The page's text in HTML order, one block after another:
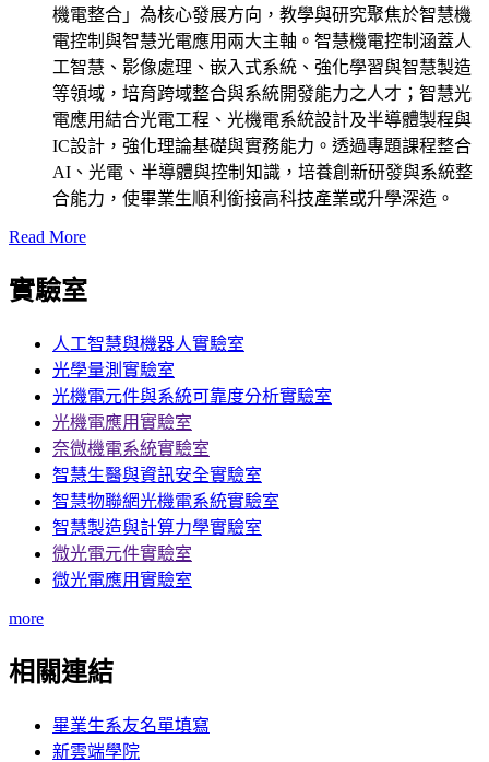
機電整合」為核心發展方向，教學與研究聚焦於智慧機
電控制與智慧光電應用兩大主軸。智慧機電控制涵蓋人
工智慧、影像處理、嵌入式系統、強化學習與智慧製造
等領域，培育跨域整合與系統開發能力之人才；智慧光
電應用結合光電工程、光機電系統設計及半導體製程與
IC設計，強化理論基礎與實務能力。透過專題課程整合
AI、光電、半導體與控制知識，培養創新研發與系統整
合能力，使畢業生順利銜接高科技產業或升學深造。
Read More
實驗室
人工智慧與機器人實驗室
光學量測實驗室
光機電元件與系統可靠度分析實驗室
光機電應用實驗室
奈微機電系統實驗室
智慧生醫與資訊安全實驗室
智慧物聯網光機電系統實驗室
智慧製造與計算力學實驗室
微光電元件實驗室
微光電應用實驗室
more
相關連結
畢業生系友名單填寫
新雲端學院